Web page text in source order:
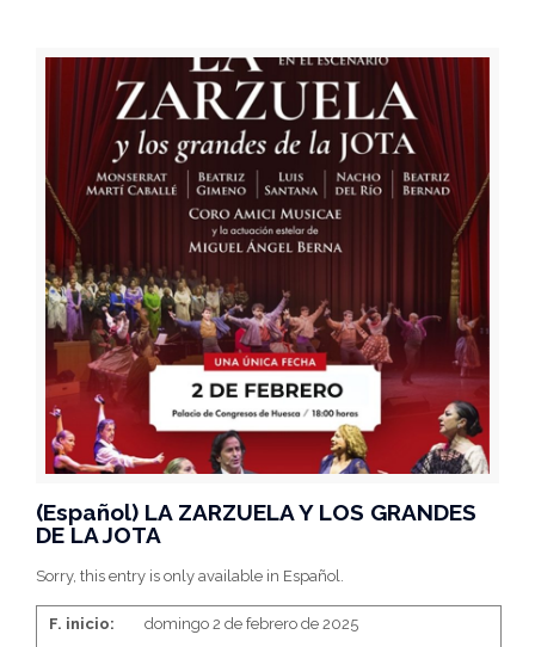
(Español) LA ZARZUELA Y LOS GRANDES
DE LA JOTA
Sorry, this entry is only available in Español.
F. inicio: domingo 2 de febrero de 2025